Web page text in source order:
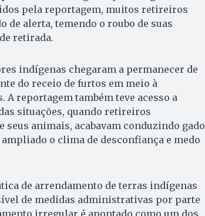
pela reportagem, muitos retireiros
de alerta, temendo o roubo de suas
retirada.
indígenas chegaram a permanecer de
do receio de furtos em meio à
reportagem também teve acesso a
situações, quando retireiros
animais, acabavam conduzindo gado
o clima de desconfiança e medo
de arrendamento de terras indígenas
de medidas administrativas por parte
irregular é apontado como um dos